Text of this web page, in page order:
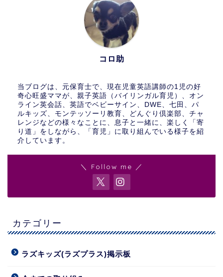
コロ助
当ブログは、元保育士で、現在児童英語講師の1児の好
奇心旺盛ママが、親子英語（バイリンガル育児）、オン
ライン英会話、英語でベビーサイン、DWE、七田、パ
ルキッズ、モンテッソーリ教育、どんぐり倶楽部、チャ
レンジなどの様々なことに、息子と一緒に、楽しく「寄
り道」をしながら、「育児」に取り組んでいる様子を紹
介しています。
＼ Follow me ／
カテゴリー
ラズキッズ(ラズプラス)掲示板